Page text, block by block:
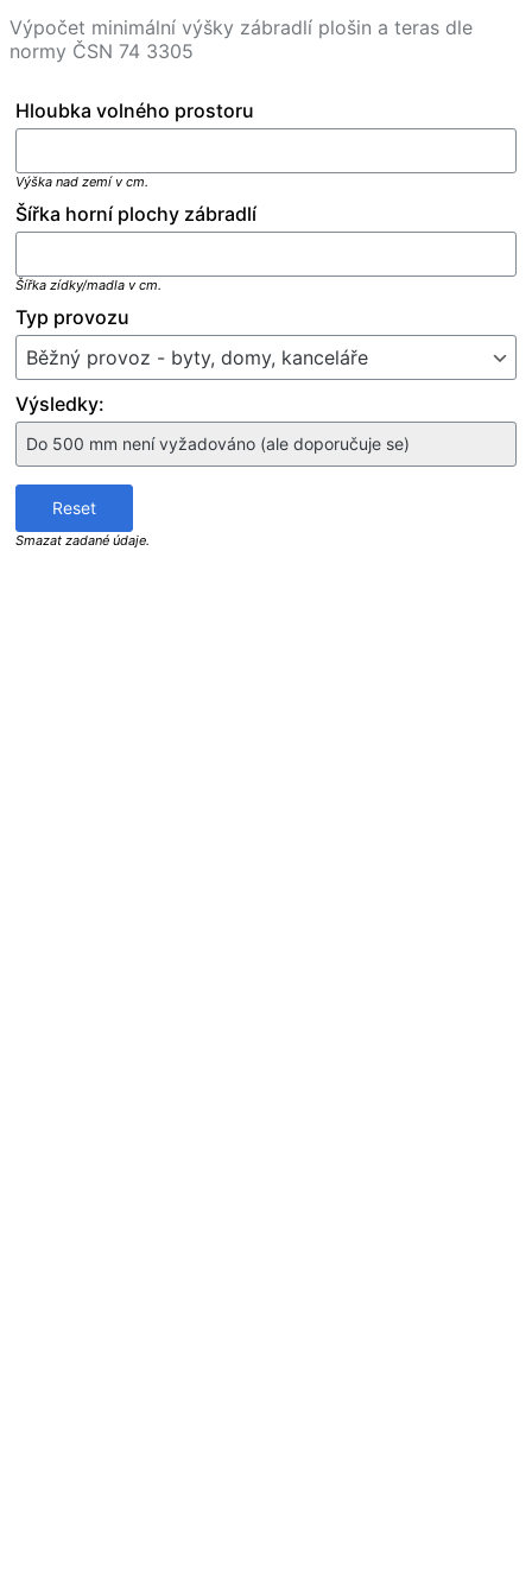
Výpočet minimální výšky zábradlí plošin a teras dle
normy ČSN 74 3305
Hloubka volného prostoru
Výška nad zemí v cm.
Šířka horní plochy zábradlí
Šířka zídky/madla v cm.
Typ provozu
Výsledky:
Smazat zadané údaje.